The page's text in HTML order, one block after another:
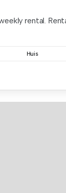
rental.
Huis